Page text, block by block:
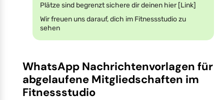
Plätze sind begrenzt sichere dir deinen hier [Link]
Wir freuen uns darauf, dich im Fitnessstudio zu
sehen
WhatsApp Nachrichtenvorlagen für
abgelaufene Mitgliedschaften im
Fitnessstudio